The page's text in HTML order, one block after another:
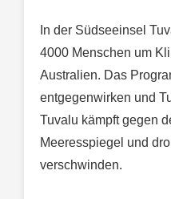
In der Südseeinsel
4000 Menschen um
Australien. Das
entgegenwirken und
Tuvalu kämpft gegen
Meeresspiegel und
verschwinden.